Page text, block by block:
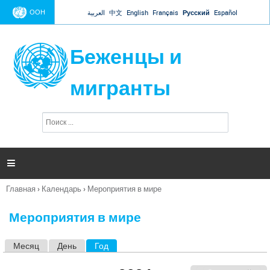
Jump to navigation
ООН العربية 中文 English Français Русский Español
Беженцы и
мигранты
п
и

Вы
Главная › Календарь › Мероприятия в мире
Мероприятия в мире
Месяц День Год